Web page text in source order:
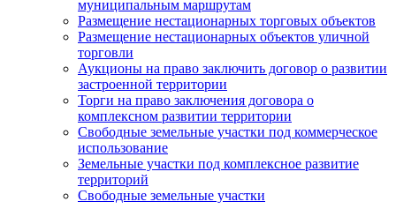
муниципальным маршрутам
Размещение нестационарных торговых объектов
Размещение нестационарных объектов уличной
торговли
Аукционы на право заключить договор о развитии
застроенной территории
Торги на право заключения договора о
комплексном развитии территории
Свободные земельные участки под коммерческое
использование
Земельные участки под комплексное развитие
территорий
Свободные земельные участки